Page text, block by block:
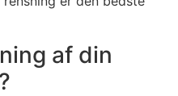
af din